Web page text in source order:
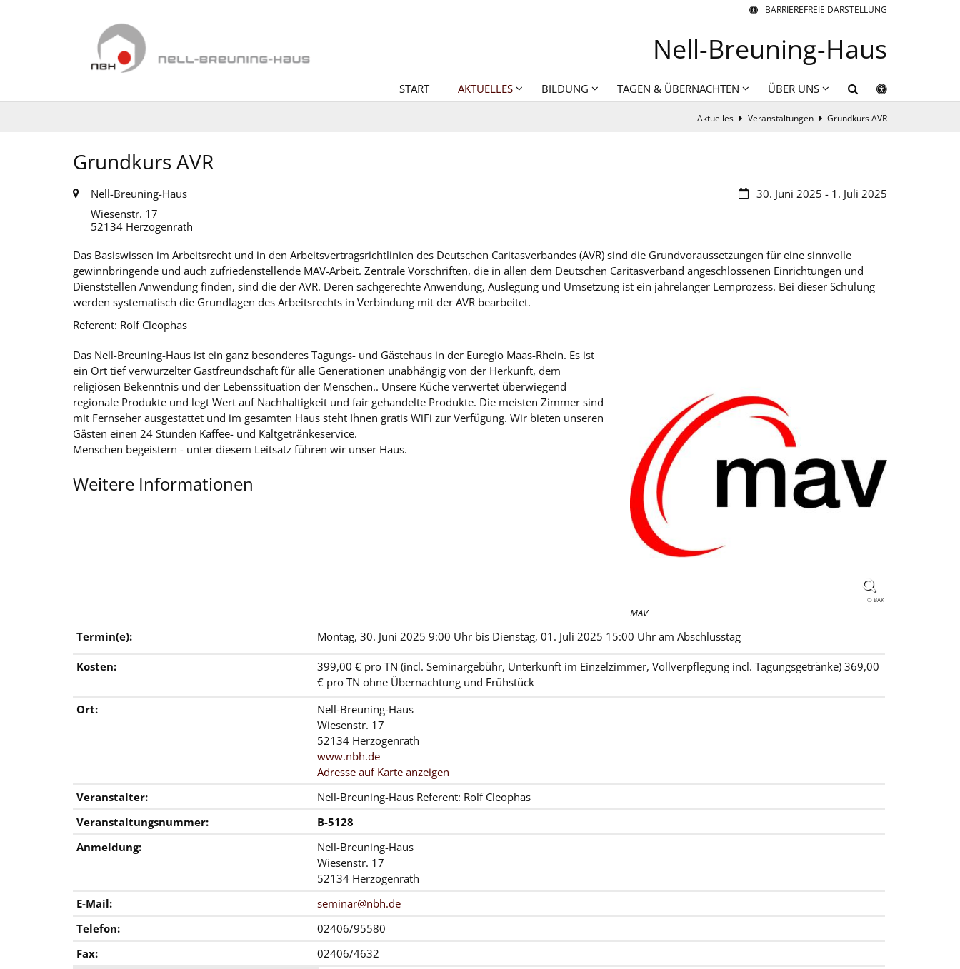
BARRIEREFREIE DARSTELLUNG
Nell-Breuning-Haus
START AKTUELLES BILDUNG TAGEN & ÜBERNACHTEN ÜBER UNS
Aktuelles Veranstaltungen Grundkurs AVR
Grundkurs AVR
Datum:30. Juni 2025 - 1. Juli 2025
Ort: Nell-Breuning-Haus
Wiesenstr. 17
52134 Herzogenrath
Das Basiswissen im Arbeitsrecht und in den Arbeitsvertragsrichtlinien des Deutschen Caritasverbandes (AVR) sind die Grundvoraussetzungen für eine sinnvolle
gewinnbringende und auch zufriedenstellende MAV-Arbeit. Zentrale Vorschriften, die in allen dem Deutschen Caritasverband angeschlossenen Einrichtungen und
Dienststellen Anwendung finden, sind die der AVR. Deren sachgerechte Anwendung, Auslegung und Umsetzung ist ein jahrelanger Lernprozess. Bei dieser Schulung
werden systematisch die Grundlagen des Arbeitsrechts in Verbindung mit der AVR bearbeitet.
Referent: Rolf Cleophas
© BAK
MAV
Das Nell-Breuning-Haus ist ein ganz besonderes Tagungs- und Gästehaus in der Euregio Maas-Rhein. Es ist
ein Ort tief verwurzelter Gastfreundschaft für alle Generationen unabhängig von der Herkunft, dem
religiösen Bekenntnis und der Lebenssituation der Menschen.. Unsere Küche verwertet überwiegend
regionale Produkte und legt Wert auf Nachhaltigkeit und fair gehandelte Produkte. Die meisten Zimmer sind
mit Fernseher ausgestattet und im gesamten Haus steht Ihnen gratis WiFi zur Verfügung. Wir bieten unseren
Gästen einen 24 Stunden Kaffee- und Kaltgetränkeservice.
Menschen begeistern - unter diesem Leitsatz führen wir unser Haus.
Weitere Informationen
Termin(e): Montag, 30. Juni 2025 9:00 Uhr bis Dienstag, 01. Juli 2025 15:00 Uhr am Abschlusstag
Kosten:
399,00 € pro TN (incl. Seminargebühr, Unterkunft im Einzelzimmer, Vollverpflegung incl. Tagungsgetränke) 369,00
€ pro TN ohne Übernachtung und Frühstück
Ort:
Nell-Breuning-Haus
Wiesenstr. 17
52134 Herzogenrath
www.nbh.de
Adresse auf Karte anzeigen
Veranstalter:
Nell-Breuning-Haus Referent: Rolf Cleophas
Veranstaltungsnummer:
B-5128
Anmeldung:
Nell-Breuning-Haus
Wiesenstr. 17
52134 Herzogenrath
E-Mail:
seminar@nbh.de
Telefon:
02406/95580
Fax:
02406/4632